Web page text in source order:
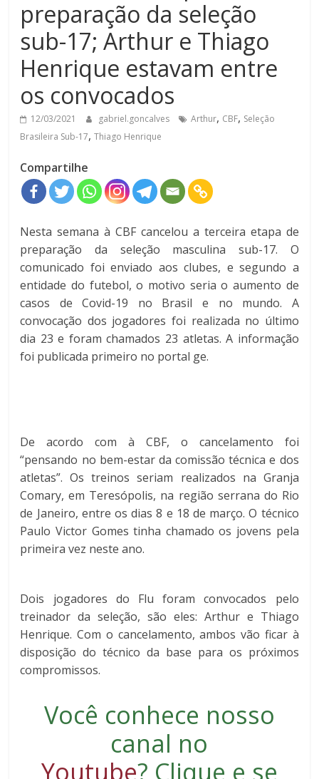
preparação da seleção
sub-17; Arthur e Thiago
Henrique estavam entre
os convocados
12/03/2021 gabriel.goncalves Arthur, CBF, Seleção
Brasileira Sub-17,Thiago Henrique
Compartilhe
Nesta semana à CBF cancelou a terceira etapa de
preparação da seleção masculina sub-17. O
comunicado foi enviado aos clubes, e segundo a
entidade do futebol, o motivo seria o aumento de
casos de Covid-19 no Brasil e no mundo. A
convocação dos jogadores foi realizada no último
dia 23 e foram chamados 23 atletas. A informação
foi publicada primeiro no portal ge.
De acordo com à CBF, o cancelamento foi
“pensando no bem-estar da comissão técnica e dos
atletas”. Os treinos seriam realizados na Granja
Comary, em Teresópolis, na região serrana do Rio
de Janeiro, entre os dias 8 e 18 de março. O técnico
Paulo Victor Gomes tinha chamado os jovens pela
primeira vez neste ano.
Dois jogadores do Flu foram convocados pelo
treinador da seleção, são eles: Arthur e Thiago
Henrique. Com o cancelamento, ambos vão ficar à
disposição do técnico da base para os próximos
compromissos.
Você conhece nosso
canal no
Youtube? Clique e se